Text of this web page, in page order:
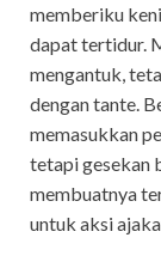
memberiku
dapat tertidur.
mengantuk,
dengan tante.
memasukkan
tetapi gesekan
membuatnya
untuk aksi